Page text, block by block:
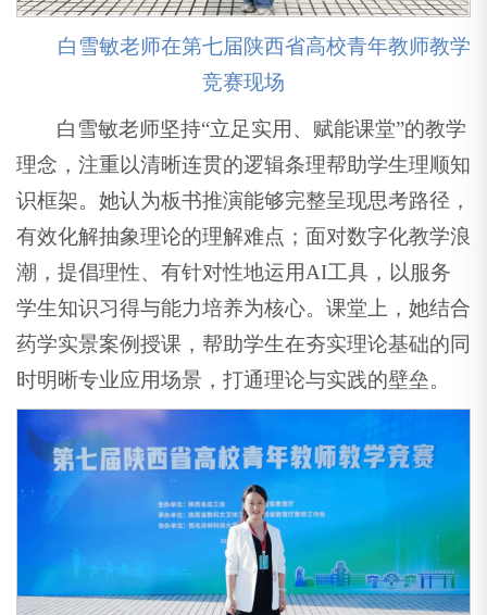
白雪敏老师在第七届陕西省高校青年教师教学
竞赛现场
白雪敏老师坚持“立足实用、赋能课堂”的教学
理念，注重以清晰连贯的逻辑条理帮助学生理顺知
识框架。她认为板书推演能够完整呈现思考路径，
有效化解抽象理论的理解难点；面对数字化教学浪
潮，提倡理性、有针对性地运用AI工具，以服务
学生知识习得与能力培养为核心。课堂上，她结合
药学实景案例授课，帮助学生在夯实理论基础的同
时明晰专业应用场景，打通理论与实践的壁垒。